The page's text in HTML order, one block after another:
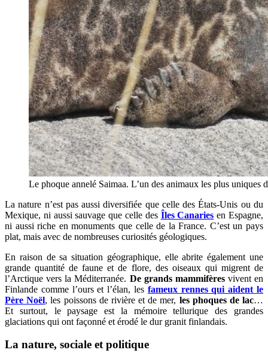
Le phoque annelé Saimaa. L’un des animaux les plus uniques
La nature n’est pas aussi diversifiée que celle des États-Unis ou du
Mexique, ni aussi sauvage que celle des Îles Canaries en Espagne,
ni aussi riche en monuments que celle de la France. C’est un pays
plat, mais avec de nombreuses curiosités géologiques.
En raison de sa situation géographique, elle abrite également une
grande quantité de faune et de flore, des oiseaux qui migrent de
l’Arctique vers la Méditerranée. De grands mammifèresvivent en
Finlande comme l’ours et l’élan, les fameux rennes qui aident le
Père Noël, les poissons de rivière et de mer, les phoques de lac…
Et surtout, le paysage est la mémoire tellurique des grandes
glaciations qui ont façonné et érodé le dur granit finlandais.
La nature, sociale et politique